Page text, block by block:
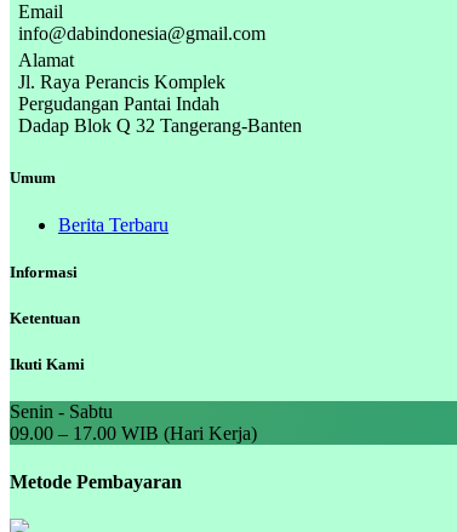
Email
info@dabindonesia@gmail.com
Alamat
Jl. Raya Perancis Komplek
Pergudangan Pantai Indah
Dadap Blok Q 32 Tangerang-Banten
Umum
Berita Terbaru
Informasi
Ketentuan
Ikuti Kami
Senin - Sabtu
09.00 – 17.00 WIB (Hari Kerja)
Metode Pembayaran